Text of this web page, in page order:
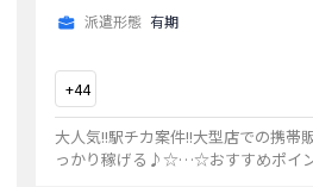
派遣形態 有期
+44
大人気!!駅チカ案件!!大型店での携帯
っかり稼げる♪☆…☆おすすめポ